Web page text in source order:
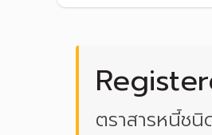
ตราสารหนี้ชนิ